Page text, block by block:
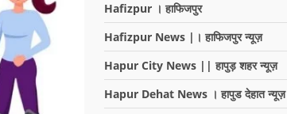
Hafizpur । हाफिजपुर
Hafizpur News |। हाफिजपुर न्यूज़
Hapur City News || हापुड़ शहर न्यूज़
Hapur Dehat News । हापुड देहात न्यूज़